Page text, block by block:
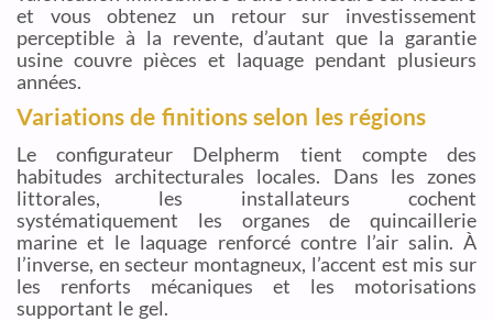
et vous obtenez un retour sur investissement
perceptible à la revente, d’autant que la garantie
usine couvre pièces et laquage pendant plusieurs
années.
Variations de finitions selon les régions
Le configurateur Delpherm tient compte des
habitudes architecturales locales. Dans les zones
littorales, les installateurs cochent
systématiquement les organes de quincaillerie
marine et le laquage renforcé contre l’air salin. À
l’inverse, en secteur montagneux, l’accent est mis sur
les renforts mécaniques et les motorisations
supportant le gel.